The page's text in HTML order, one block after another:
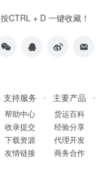
按CTRL + D 一键收藏！
支持服务
帮助中心
收录提交
下载资源
友情链接
主要产品
货运百科
经验分享
代理开发
商务合作